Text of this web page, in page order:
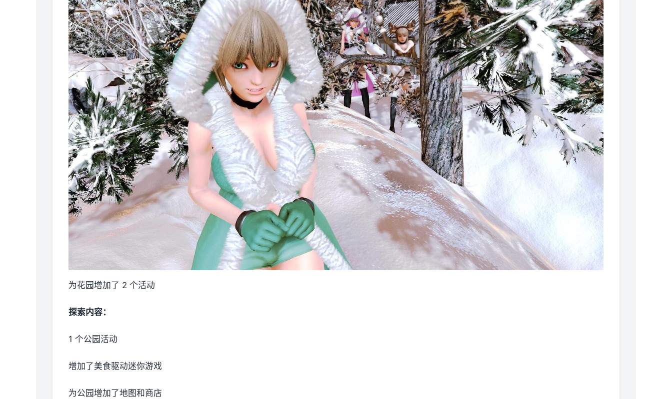
为花园增加了 2 个活动
探索内容：
1 个公园活动
增加了美食驱动迷你游戏
为公园增加了地图和商店